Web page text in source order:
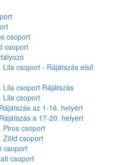
csoport
csoport
Lila csoport - Rájátszás első
Lila csoport Rájátszás
Lila csoport
az 1-16. helyért
a 17-20. helyért
Piros csoport
Zöld csoport
csoport
csoport